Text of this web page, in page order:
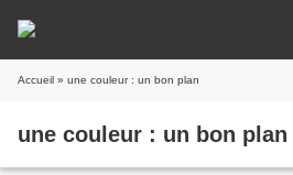
Accueil » une couleur : un bon plan
une couleur : un bon plan